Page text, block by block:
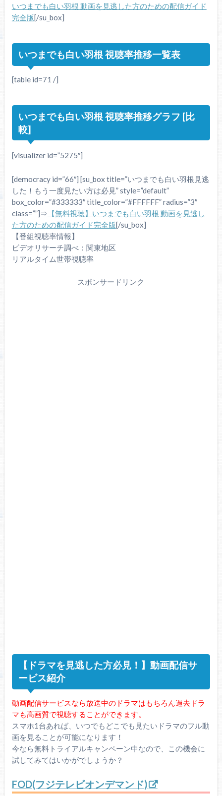
いつまでも白い羽根 動画を見逃した方のための配信ガイド
完全版[/su_box]
いつまでも白い羽根 視聴率推移一覧表
[table id=71 /]
いつまでも白い羽根 視聴率推移グラフ [比
較]
[visualizer id=”5275″]
[democracy id=”66″] [su_box title=”いつまでも白い羽根見逃
した！もう一度見たい方は必見” style=”default”
box_color=”#333333″ title_color=”#FFFFFF” radius=”3″
class=””]⇒ 【無料視聴】いつまでも白い羽根 動画を見逃し
た方のための配信ガイド完全版[/su_box]
【番組視聴率情報】
ビデオリサーチ調べ：関東地区
リアルタイム世帯視聴率
スポンサードリンク
【ドラマを見逃した方必見！】動画配信サ
ービス紹介
動画配信サービスなら放送中のドラマはもちろん過去ドラ
マも高画質で視聴することができます。
スマホ1台あれば、いつでもどこでも見たいドラマのフル動
画を見ることが可能になります！
今なら無料トライアルキャンペーン中なので、この機会に
試してみてはいかがでしょうか？
FOD(フジテレビオンデマンド)